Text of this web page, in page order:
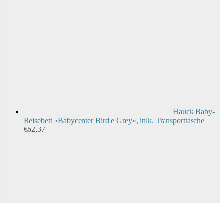
Hauck Baby-
Reisebett »Babycenter Birdie Grey«, inlk. Transporttasche
€62,37